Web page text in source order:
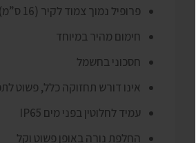
פרופיל נמוך צמוד לקיר (16 ס”מ)
חימום מהיר במיוחד
חסכוני בחשמל
אינו דורש תחזוקה כלל, פשוט
עמיד לחלוטין בפני מים IP65
החלפת נורה באופן פשוט וקל